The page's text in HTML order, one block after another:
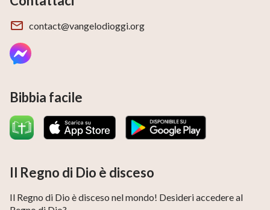
contact@vangelodioggi.org
Bibbia facile
Il Regno di Dio è disceso
Il Regno di Dio è disceso nel mondo! Desideri accedere al